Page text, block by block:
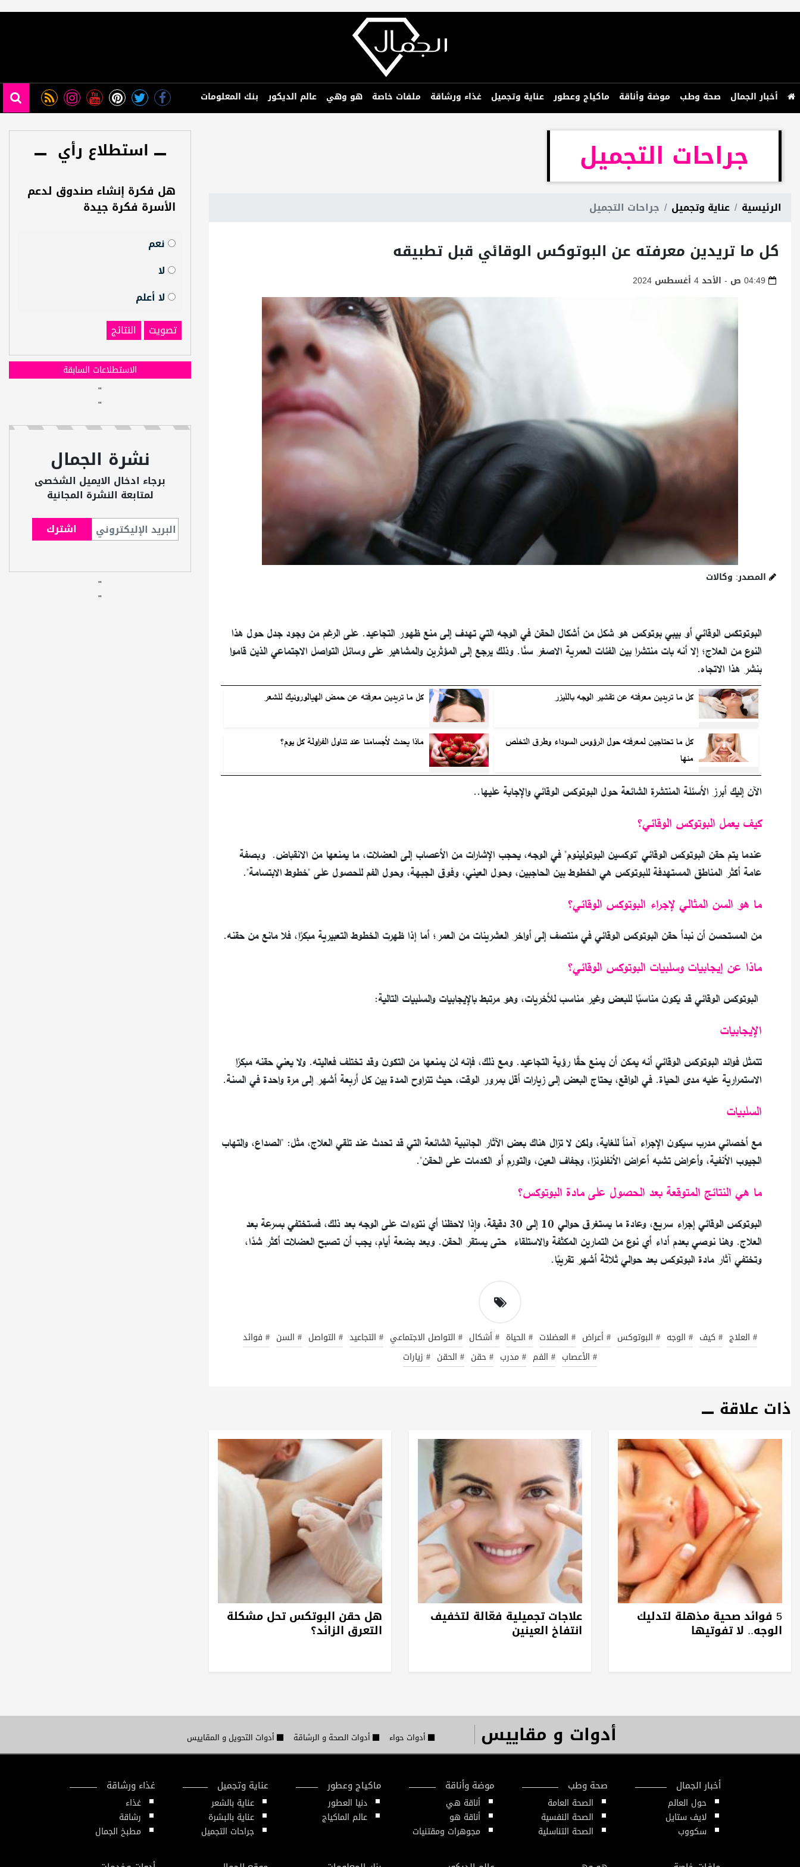
أخبار الجمال صحة وطب موضة وأناقة ماكياج وعطور عناية وتجميل غذاء ورشاقة ملفات خاصة هو وهي عالم الديكور بنك المعلومات
جراحات التجميل
الرئيسية عناية وتجميل جراحات التجميل
كل ما تريدين معرفته عن البوتوكس الوقائي قبل تطبيقه
المصدر: وكالات
البوتوتكس الوقائي أو بيبي بوتوكس هو شكل من أشكال الحقن في الوجه التي تهدف إلى منع ظهور التجاعيد. على الرغم من وجود جدل حول هذا
النوع من العلاج؛ إلا أنه بات منتشرا بين الفئات العمرية الاصغر سنًا. وذلك يرجع إلى المؤثرين والمشاهير على وسائل التواصل الاجتماعي الذين قاموا
بنشر هذا الاتجاه.
كل ما تريدين معرفته عن تقشير الوجه بالليزر كل ما تريدين معرفته عن حمض الهيالورونيك للشعر
كل ما تحتاجين لمعرفته حول الرؤوس السوداء وطرق التخلص
منها
ماذا يحدث لأجسامنا عند تناول الفراولة كل يوم؟
الآن إليك أبرز الأسئلة المنتشرة الشائعة حول البوتوكس الوقائي والإجابة عليها..
كيف يعمل البوتوكس الوقائي؟
عندما يتم حقن البوتوكس الوقائي "توكسين البوتولينوم" في الوجه، يحجب الإشارات من الأعصاب إلى العضلات، ما يمنعها من الانقباض. وبصفة
عامة أكثر المناطق المستهدفة للبوتوكس هي الخطوط بين الحاجبين، وحول العيني، وفوق الجبهة، وحول الفم للحصول على "خطوط الابتسامة".
ما هو السن المثالي لإجراء البوتوكس الوقائي؟
من المستحسن أن نبدأ حقن البوتوكس الوقائي في منتصف إلى أواخر العشرينات من العمر؛ أما إذا ظهرت الخطوط التعبيرية مبكرًا، فلا مانع من حقنه.
ماذا عن إيجابيات وسلبيات البوتوكس الوقائي؟
البوتوكس الوقائي قد يكون مناسبًا للبعض وغير مناسب للأخريات، وهو مرتبط بالإيجابيات والسلبيات التالية:
الإيجابيات
تتمثل فوائد البوتوكس الوقائي أنه يمكن أن يمنع حقًا رؤية التجاعيد. ومع ذلك، فإنه لن يمنعها من التكون وقد تختلف فعاليته. ولا يعني حقنه مبكرًا
الاستمرارية عليه مدى الحياة. في الواقع، يحتاج البعض إلى زيارات أقل بمرور الوقت، حيث تتراوح المدة بين كل أربعة أشهر إلى مرة واحدة في السنة.
السلبيات
مع أخصائي مدرب سيكون الإجراء آمناً للغاية، ولكن لا تزال هناك بعض الآثار الجانبية الشائعة التي قد تحدث عند تلقي العلاج، مثل: "الصداع، والتهاب
الجيوب الأنفية، وأعراض تشبه أعراض الأنفلونزا، وجفاف العين، والتورم أو الكدمات على الحقن".
ما هي النتائج المتوقعة بعد الحصول على مادة البوتوكس؟
البوتوكس الوقائي إجراء سريع، وعادة ما يستغرق حوالي 10 إلى 30 دقيقة، وإذا لاحظنا أي نتوءات على الوجه بعد ذلك، فستختفي بسرعة بعد
العلاج. وهنا نوصي بعدم أداء أي نوع من التمارين المكثفة والاستلقاء حتى يستقر الحقن. وبعد بضعة أيام، يجب أن تصبح العضلات أكثر شدًا،
وتختفي آثار مادة البوتوكس بعد حوالي ثلاثة أشهر تقريبًا.
# العلاج # كيف # الوجه # البوتوكس # أعراض # العضلات # الحياة # أشكال # التواصل الاجتماعي # التجاعيد # التواصل # السن # فوائد
# الأعصاب # الفم # مدرب # حقن # الحقن # زيارات
ذات علاقة
5 فوائد صحية مذهلة لتدليك
الوجه.. لا تفوتيها
علاجات تجميلية فعّالة لتخفيف
انتفاخ العينين
هل حقن البوتكس تحل مشكلة
التعرق الزائد؟
استطلاع رأي
هل فكرة إنشاء صندوق لدعم
الأسرة فكرة جيدة
نعم
لا
لا أعلم
تصويت
النتائج
الاستطلاعات السابقة
"
"
نشرة الجمال
برجاء ادخال الايميل الشخصى
لمتابعة النشرة المجانية
"
"
أدوات و مقاييس أدوات حواء أدوات الصحة و الرشاقة أدوات التحويل و المقاييس
أخبار الجمال
حول العالم
لايف ستايل
سكووب
صحة وطب
الصحة العامة
الصحة النفسية
الصحة التناسلية
موضة وأناقة
أناقة هي
أناقة هو
مجوهرات ومقتنيات
ماكياج وعطور
دنيا العطور
عالم الماكياج
عناية وتجميل
عناية بالشعر
عناية بالبشرة
جراحات التجميل
غذاء ورشاقة
غذاء
رشاقة
مطبخ الجمال